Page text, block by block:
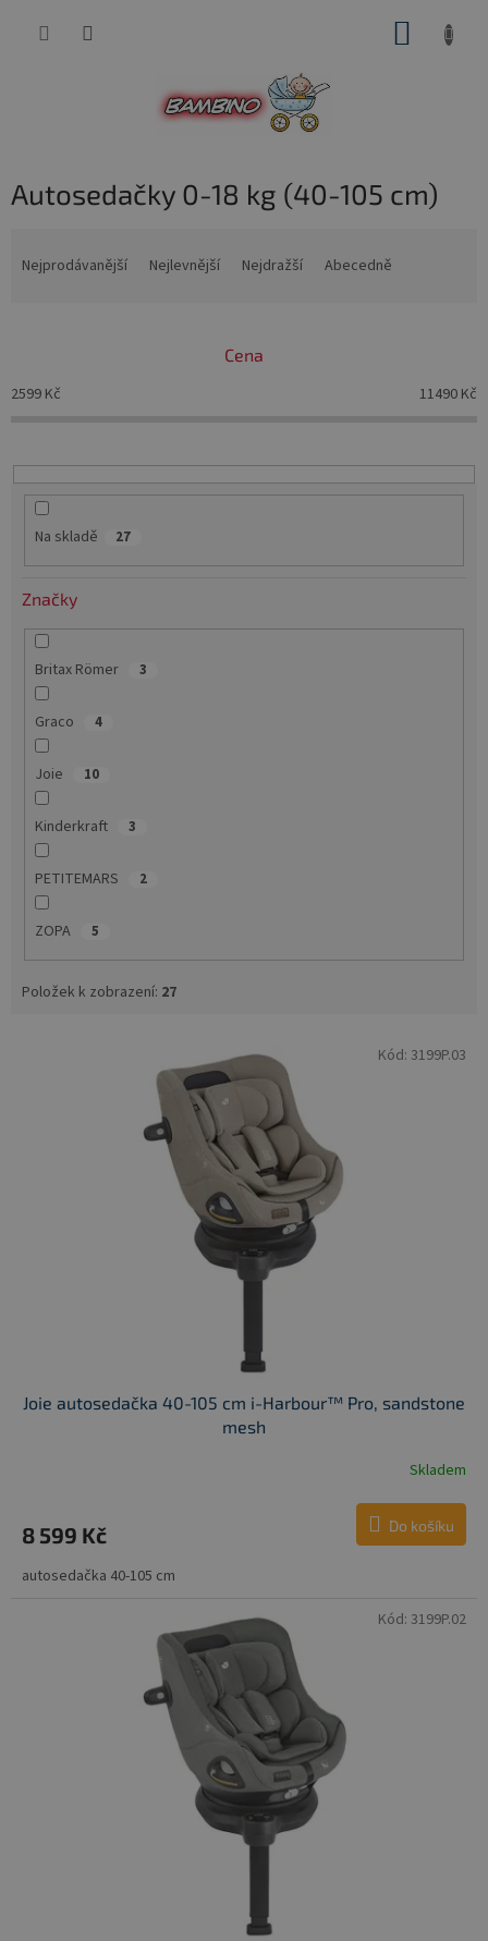
Autosedačky 0-18 kg (40-105 cm)
p
r
u
Nejprodávanější Nejlevnější Nejdražší Abecedně
Cena
2599 Kč 11490 Kč
Na skladě 27
Značky
Britax Römer 3
Graco 4
Joie 10
Kinderkraft 3
PETITEMARS 2
ZOPA 5
Položek k zobrazení: 27
Joie autosedačka 40-105 cm i-Harbour™ Pro, sandstone
mesh
Skladem
8 599 Kč Do košíku
autosedačka 40-105 cm
Kód: 3199P.03
Kód: 3199P.02